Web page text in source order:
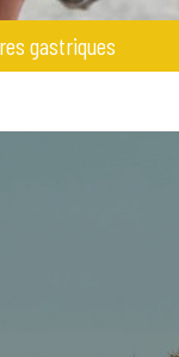
gastriques